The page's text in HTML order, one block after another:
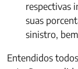
respectivas
suas
sinistro,
Entendidos